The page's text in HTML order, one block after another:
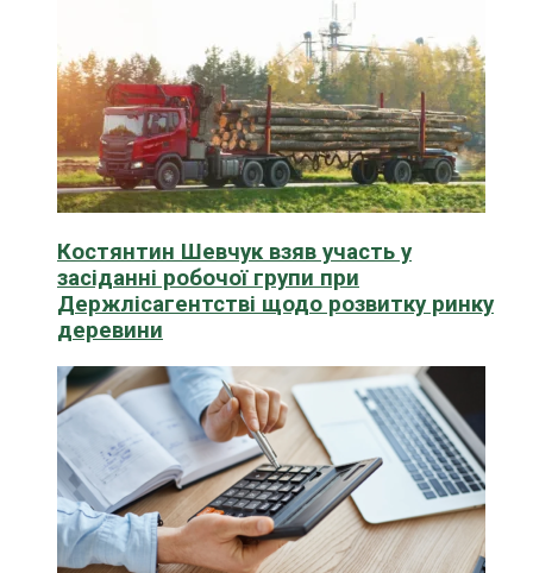
Костянтин Шевчук взяв участь у
засіданні робочої групи при
Держлісагентстві щодо розвитку ринку
деревини